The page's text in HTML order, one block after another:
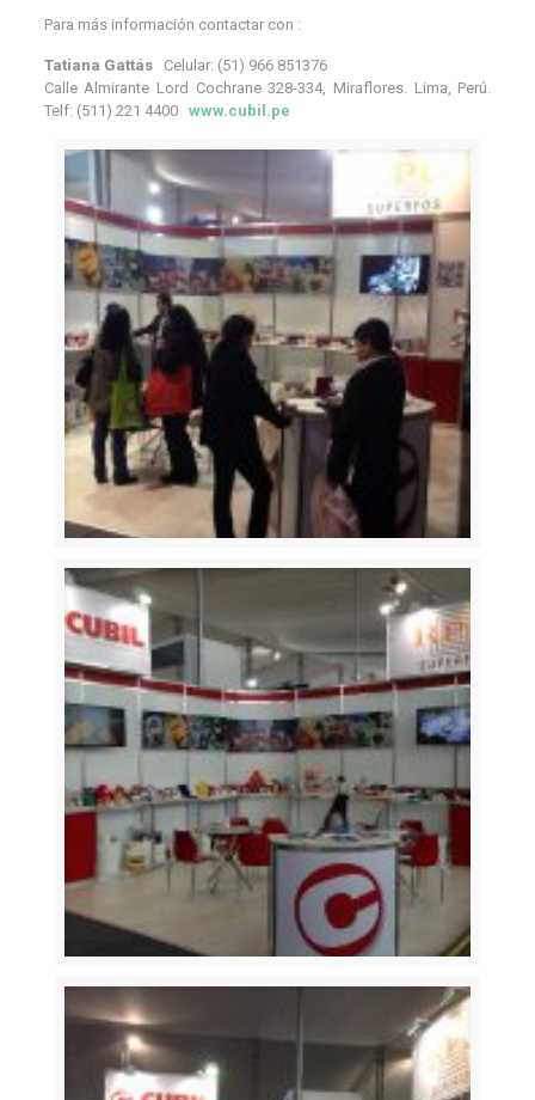
Para más información contactar con :
Tatiana Gattás
Celular: (51) 966 851376
Calle Almirante Lord Cochrane 328-334, Miraflores. Lima, Perú.
Telf: (511) 221 4400 www.cubil.pe